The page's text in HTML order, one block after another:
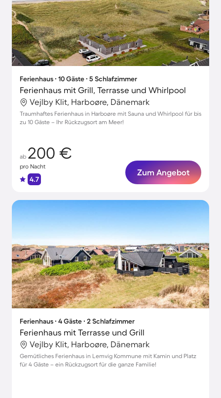
Ferienhaus ∙ 10 Gäste ∙ 5 Schlafzimmer
Ferienhaus mit Grill, Terrasse und Whirlpool
Vejlby Klit, Harboøre, Dänemark
Traumhaftes Ferienhaus in Harboøre mit Sauna und Whirlpool für bis
zu 10 Gäste – Ihr Rückzugsort am Meer!
ab 200 €
pro Nacht
4.7
Zum Angebot
Ferienhaus ∙ 4 Gäste ∙ 2 Schlafzimmer
Ferienhaus mit Terrasse und Grill
Vejlby Klit, Harboøre, Dänemark
Gemütliches Ferienhaus in Lemvig Kommune mit Kamin und Platz
für 4 Gäste – ein Rückzugsort für die ganze Familie!